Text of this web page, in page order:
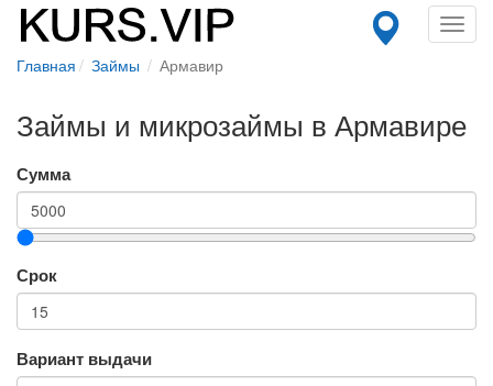
Главная Займы Армавир
Займы и микрозаймы в Армавире
Сумма
Срок
Вариант выдачи